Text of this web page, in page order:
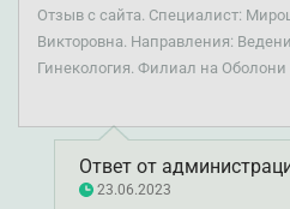
консультации – как на
развеет страхи, объяснит
спрашивает, понятно ли мне,
дальнейшем свое женское
вместе с ней.
Отзыв с сайта. Специалист:
Викторовна. Направления:
Гинекология. Филиал на Оболони
Ответ от
23.06.2023